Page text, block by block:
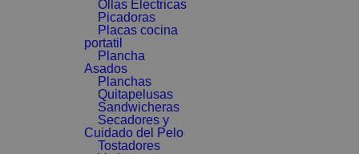
Ollas Electricas
Picadoras
Placas cocina
portatil
Plancha
Asados
Planchas
Quitapelusas
Sandwicheras
Secadores y
Cuidado del Pelo
Tostadores